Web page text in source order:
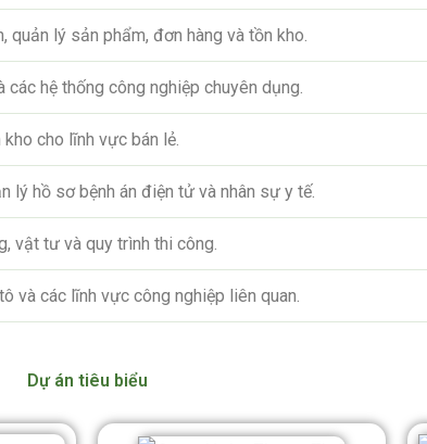
quản lý sản phẩm, đơn hàng và tồn kho.
hệ thống công nghiệp chuyên dụng.
cho lĩnh vực bán lẻ.
lý hồ sơ bệnh án điện tử và nhân sự y tế.
vật tư và quy trình thi công.
và các lĩnh vực công nghiệp liên quan.
Dự án tiêu biểu